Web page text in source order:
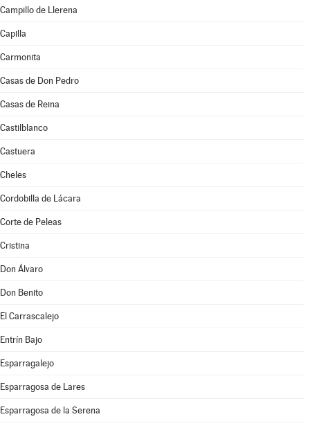
Campillo de Llerena
Capilla
Carmonita
Casas de Don Pedro
Casas de Reina
Castilblanco
Castuera
Cheles
Cordobilla de Lácara
Corte de Peleas
Cristina
Don Álvaro
Don Benito
El Carrascalejo
Entrín Bajo
Esparragalejo
Esparragosa de Lares
Esparragosa de la Serena